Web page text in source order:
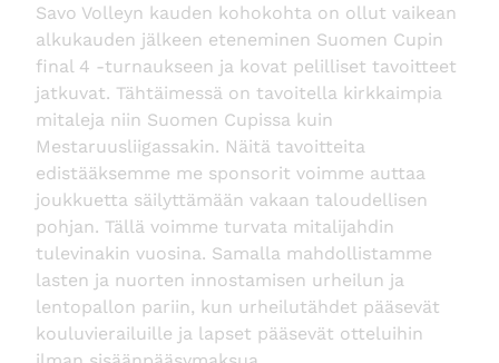
Savo Volleyn kauden kohokohta on ollut vaikean
alkukauden jälkeen eteneminen Suomen Cupin
final 4 -turnaukseen ja kovat pelilliset tavoitteet
jatkuvat. Tähtäimessä on tavoitella kirkkaimpia
mitaleja niin Suomen Cupissa kuin
Mestaruusliigassakin. Näitä tavoitteita
edistääksemme me sponsorit voimme auttaa
joukkuetta säilyttämään vakaan taloudellisen
pohjan. Tällä voimme turvata mitalijahdin
tulevinakin vuosina. Samalla mahdollistamme
lasten ja nuorten innostamisen urheilun ja
lentopallon pariin, kun urheilutähdet pääsevät
kouluvierailuille ja lapset pääsevät otteluihin